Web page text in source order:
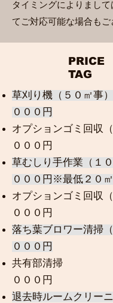
タイミングによりまし
てご対応可能な場合もご
​PRICE
TAG
草刈り機（５
０００円
オプションゴミ回収
０００円
草むしり手作業（
０００円※最低２０
オプションゴミ回収
０００円
落ち葉ブロワー清掃
０００円
共有部
０００円
退去時ルームク